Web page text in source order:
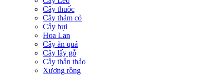
Cây thuốc
Cây thảm cỏ
Cây bụi
Hoa Lan
Cây ăn quả
Cây lấy gỗ
Cây thân thảo
Xương rồng